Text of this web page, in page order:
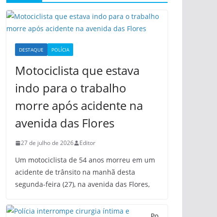
DESTAQUE POLÍCIA
Motociclista que estava
indo para o trabalho
morre após acidente na
avenida das Flores
27 de julho de 2026 Editor
Um motociclista de 54 anos morreu em um
acidente de trânsito na manhã desta
segunda-feira (27), na avenida das Flores,